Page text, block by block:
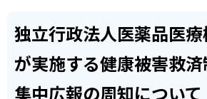
独立行政法人医薬品医
が実施する健康被害救
集中広報の周知について